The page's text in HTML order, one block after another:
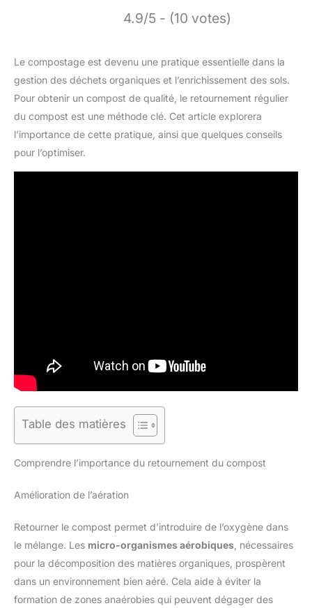
4.9/5 - (10 votes)
Le compostage est devenu une pratique essentielle dans la
gestion des déchets organiques et l’enrichissement des sols.
Pour obtenir un compost de qualité, le retournement régulier
du compost est une méthode clé. Cet article explorera
l’importance de cette pratique, ainsi que quelques conseils
pour l’optimiser.
Table des matières
Comprendre l’importance du retournement du compost
Amélioration de l’aération
Retourner le compost permet d’introduire de l’oxygène dans
le mélange. Les micro-organismes aérobiques , nécessaires
pour la décomposition des matières organiques, prospèrent
dans un environnement bien aéré. Cela aide à éviter la
formation de zones anaérobies qui peuvent dégager des